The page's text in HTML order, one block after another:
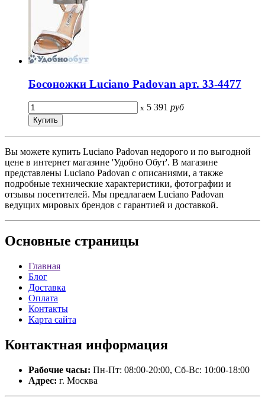
Босоножки Luciano Padovan арт. 33-4477
x 5 391 руб
Вы можете купить Luciano Padovan недорого и по выгодной
цене в интернет магазине 'Удобно Обут'. В магазине
представлены Luciano Padovan с описаниями, а также
подробные технические характеристики, фотографии и
отзывы посетителей. Мы предлагаем Luciano Padovan
ведущих мировых брендов с гарантией и доставкой.
Основные страницы
Главная
Блог
Доставка
Оплата
Контакты
Карта сайта
Контактная информация
Рабочие часы: Пн-Пт: 08:00-20:00, Сб-Вс: 10:00-18:00
Адрес: г. Москва